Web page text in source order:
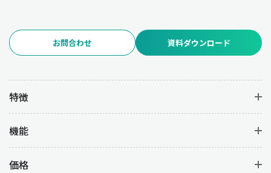
お問合わせ 資料ダウンロード
特徴
機能
価格